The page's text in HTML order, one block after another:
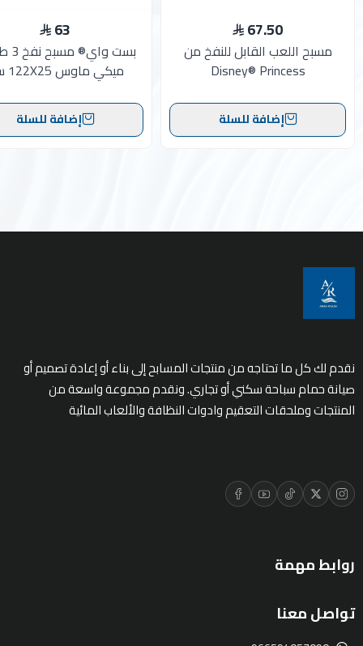
67.50
مسبح اللعب القابل للنفخ من
Disney® Princess
إضافة للسلة
63
ميكي ماوس 122X25 سم
إضافة للسلة
نقدم لك كل ما تحتاجه من منتجات المسابح إلى بناء أو إعادة تصميم أو
صيانة حمام سباحة سكني أو تجاري. ونقدم مجموعة واسعة من
المنتجات وملحقات التعقيم وادوات النظافة والألعاب المائية
روابط مهمة
تواصل معنا